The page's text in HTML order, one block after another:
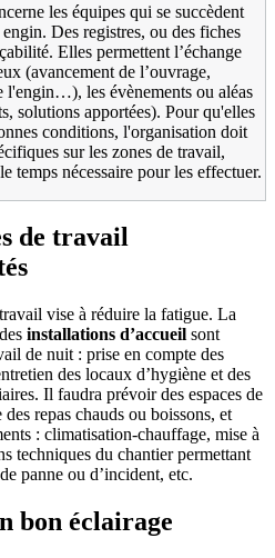
les équipes qui se succèdent
Des registres, ou des fiches
Elles permettent l’échange
(avancement de l’ouvrage,
l'engin…), les évènements ou aléas
solutions apportées). Pour qu'elles
conditions, l'organisation doit
sur les zones de travail,
temps nécessaire pour les effectuer.
de travail
vise à réduire la fatigue. La
installations d’accueil sont
de nuit : prise en compte des
des locaux d’hygiène et des
Il faudra prévoir des espaces de
repas chauds ou boissons, et
: climatisation-chauffage, mise à
techniques du chantier permettant
panne ou d’incident, etc.
bon éclairage